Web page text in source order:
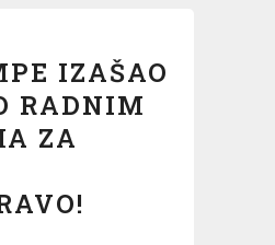
IZAŠAO
RADNIM
ZA